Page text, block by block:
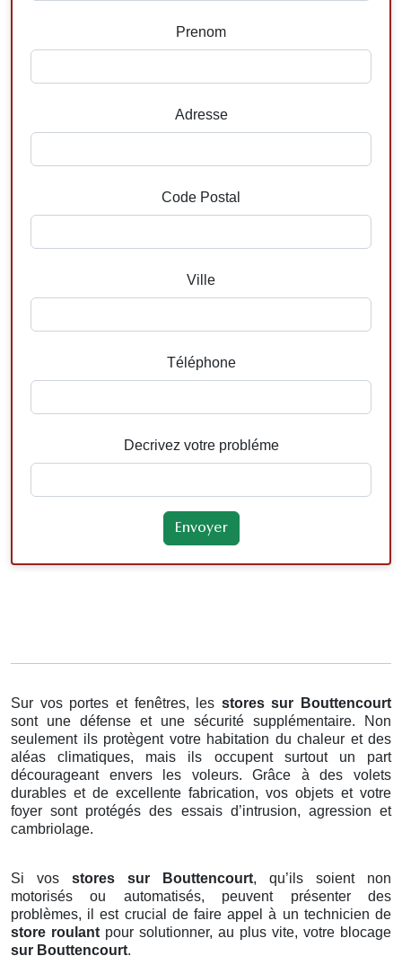
Prenom
Adresse
Code Postal
Ville
Téléphone
Decrivez votre probléme
Sur vos portes et fenêtres, les stores sur Bouttencourt
sont une défense et une sécurité supplémentaire. Non
seulement ils protègent votre habitation du chaleur et des
aléas climatiques, mais ils occupent surtout un part
décourageant envers les voleurs. Grâce à des volets
durables et de excellente fabrication, vos objets et votre
foyer sont protégés des essais d’intrusion, agression et
cambriolage.
Si vos stores sur Bouttencourt, qu’ils soient non
motorisés ou automatisés, peuvent présenter des
problèmes, il est crucial de faire appel à un technicien de
store roulantpour solutionner, au plus vite, votre blocage
sur Bouttencourt.